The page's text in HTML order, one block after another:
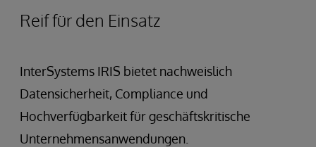
Reif für den Einsatz
InterSystems IRIS bietet nachweislich
Datensicherheit, Compliance und
Hochverfügbarkeit für geschäftskritische
Unternehmensanwendungen.